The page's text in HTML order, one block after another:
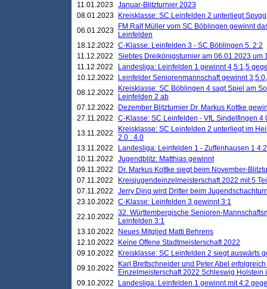
11.01.2023 Januar-Blitzturnier 2023
08.01.2023
Kreisklasse: SC Leinfelden 2 unterliegt
06.01.2023
FM Ralf Müller vom SC Böblingen gewinnt
Leinfelden
18.12.2022 C-Klasse: Leinfelden 3 - SC Böblingen 5. 2:2
11.12.2022
Siebtes Dreikönigsturnier am 06.01.2023 um
11.12.2022
Landesliga: Leinfelden 1 gewinnt 4,5:1,5
10.12.2022
Leinfelder Seniorenmannschaft gewinnt
08.12.2022
Kreisklasse: SC Böblingen 4 sagt Spiel am
Leinfelden 2 ab
07.12.2022
Dezember Blitzturnier Dr. Markus Kottke
27.11.2022
C-Klasse: SC Leinfelden - VfL Sindelfingen 4
13.11.2022
Kreisklasse: SC Leinfelden 2 unterliegt im
2.0 : 4.0
13.11.2022
Landesliga: Leinfelden 1 - Zuffenhausen 1 4:2
10.11.2022
Jugendblitz: Matthias gewinnt
09.11.2022
Dr. Markus Kottke siegt beim November-
07.11.2022
Kreisjugendeinzelmeisterschaft 2022 mit 5
07.11.2022
Jerry Ding wird Dritter beim
23.10.2022 C-Klasse: Leinfelden 3 gewinnt 3:1
22.10.2022 32. Württembergische Senioren-
Leinfelden 3:1
13.10.2022
Neues Mitglied Matti Behrens
12.10.2022
Keine Offene Stadtmeisterschaft 2022
09.10.2022
Kreisklasse: SC Leinfelden 2 siegt auswärts
09.10.2022
Karl Brettschneider und Peter Abel
Einzelmeisterschaft 2022 Schleswig Holstein
09.10.2022
Landesliga: Leinfelden 1 gewinnt mit 4:2